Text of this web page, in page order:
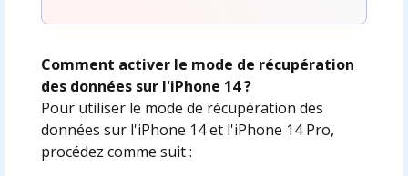
Comment activer le mode de récupération
des données sur l'iPhone 14 ?
Pour utiliser le mode de récupération des
données sur l'iPhone 14 et l'iPhone 14 Pro,
procédez comme suit :